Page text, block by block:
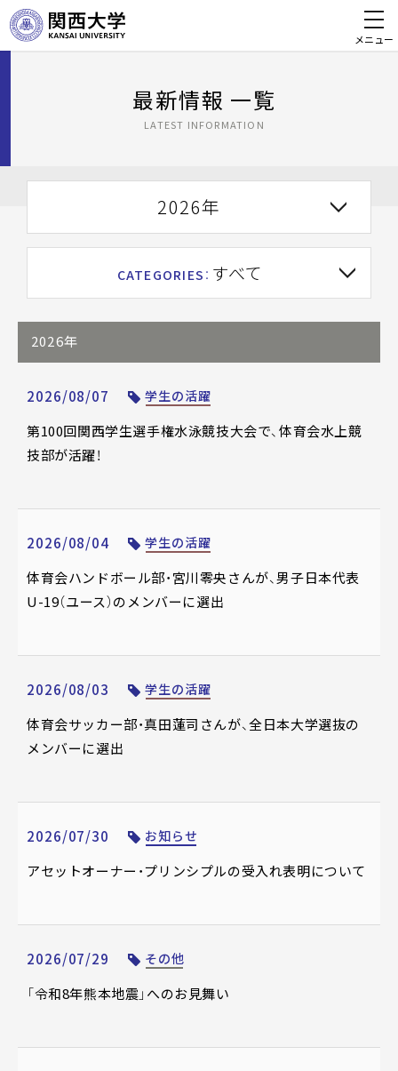
メニュー
最新情報 一覧
LATEST INFORMATION
2026年
CATEGORIES ： すべて
2026年
2026/08/07 学生の活躍
第100回関西学生選手権水泳競技大会で、体育会水上競
技部が活躍！
2026/08/04 学生の活躍
体育会ハンドボール部・宮川零央さんが、男子日本代表
U-19（ユース）のメンバーに選出
2026/08/03 学生の活躍
体育会サッカー部・真田蓮司さんが、全日本大学選抜の
メンバーに選出
2026/07/30 お知らせ
アセットオーナー・プリンシプルの受⼊れ表明について
2026/07/29 その他
「令和8年熊本地震」へのお見舞い